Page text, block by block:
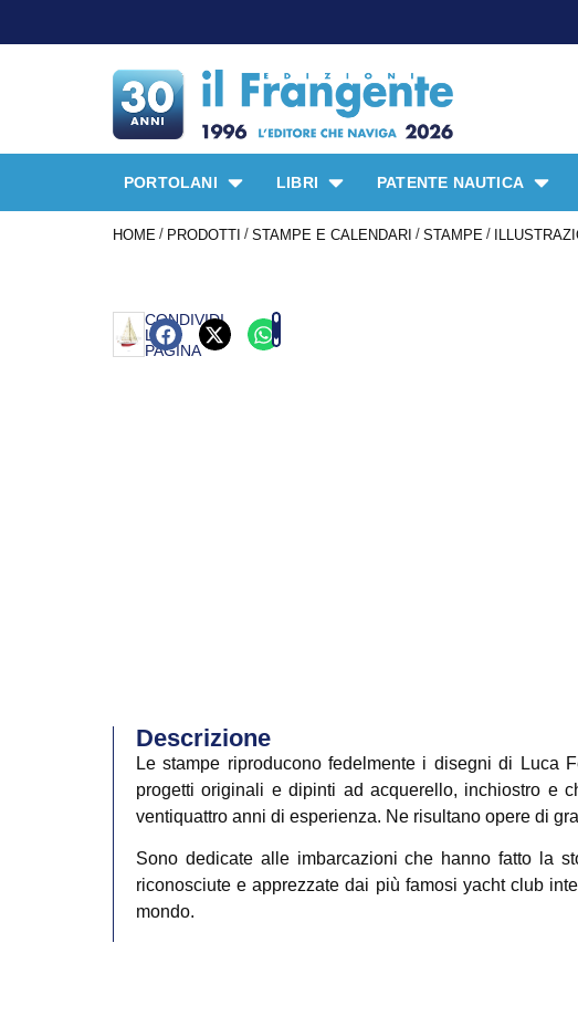
PORTOLANI LIBRI PATENTE NAUTICA
HOME / PRODOTTI / STAMPE E CALENDARI / STAMPE /
CONDIVIDI
LA
PAGINA
Descrizione
Le stampe riproducono fedelmente i disegni di Luca
progetti originali e dipinti ad acquerello, inchiostro e
ventiquattro anni di esperienza. Ne risultano opere di
Sono dedicate alle imbarcazioni che hanno fatto la
riconosciute e apprezzate dai più famosi yacht club
mondo.